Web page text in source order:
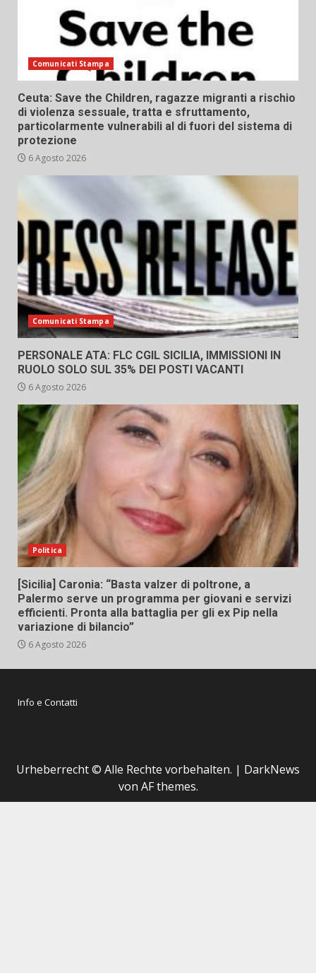
Comunicati Stampa
Ceuta: Save the Children, ragazze migranti a rischio
di violenza sessuale, tratta e sfruttamento,
particolarmente vulnerabili al di fuori del sistema di
protezione
6 Agosto 2026
Comunicati Stampa
PERSONALE ATA: FLC CGIL SICILIA, IMMISSIONI IN
RUOLO SOLO SUL 35% DEI POSTI VACANTI
6 Agosto 2026
Politica
[Sicilia] Caronia: “Basta valzer di poltrone, a
Palermo serve un programma per giovani e servizi
efficienti. Pronta alla battaglia per gli ex Pip nella
variazione di bilancio”
6 Agosto 2026
Info e Contatti
Urheberrecht © Alle Rechte vorbehalten. | DarkNews
von AF themes.